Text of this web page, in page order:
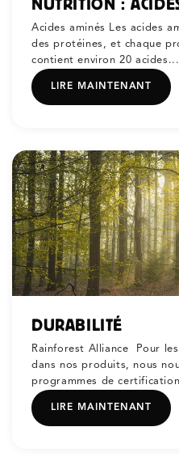
NUTRITION :
Acides aminés Les acides
des protéines, et chaque
contient environ 20 acides...
LIRE MAINTENANT
DURABILITÉ
Rainforest Alliance Pour
dans nos produits, nous
programmes de
LIRE MAINTENANT